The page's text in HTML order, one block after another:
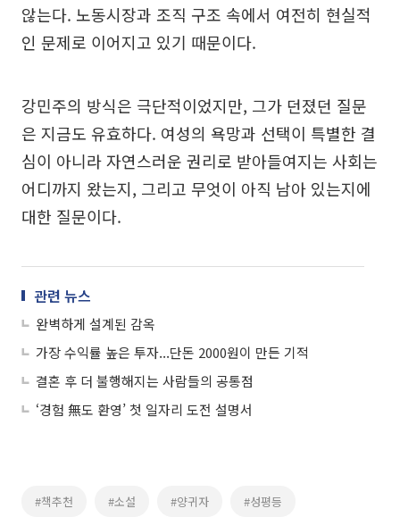
않는다. 노동시장과 조직 구조 속에서 여전히 현실적
인 문제로 이어지고 있기 때문이다.
강민주의 방식은 극단적이었지만, 그가 던졌던 질문
은 지금도 유효하다. 여성의 욕망과 선택이 특별한 결
심이 아니라 자연스러운 권리로 받아들여지는 사회는
어디까지 왔는지, 그리고 무엇이 아직 남아 있는지에
대한 질문이다.
관련 뉴스
완벽하게 설계된 감옥
가장 수익률 높은 투자...단돈 2000원이 만든 기적
결혼 후 더 불행해지는 사람들의 공통점
‘경험 無도 환영’ 첫 일자리 도전 설명서
#책추천 #소설 #양귀자 #성평등